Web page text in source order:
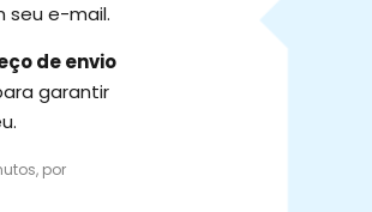
seu e-mail.
de envio
garantir
por